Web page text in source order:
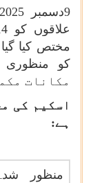
مکانات
اسکیم کی
ہے:
منظور